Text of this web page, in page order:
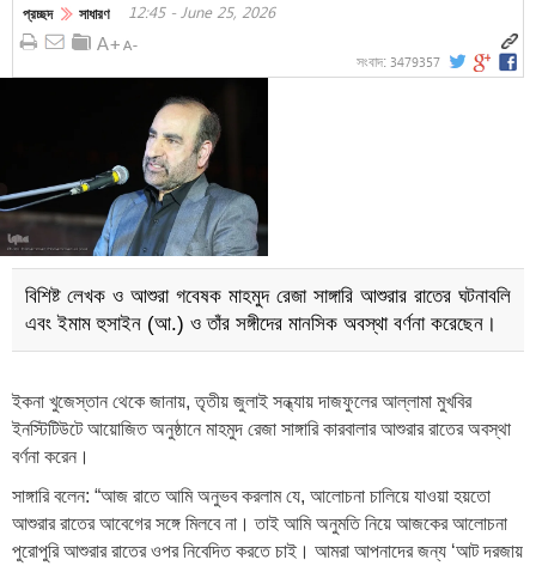
প্রচ্ছদ সাধারণ 12:45 - June 25, 2026
সংবাদ: 3479357
বিশিষ্ট লেখক ও আশুরা গবেষক মাহমুদ রেজা সাঙ্গারি আশুরার রাতের ঘটনাবলি
এবং ইমাম হুসাইন (আ.) ও তাঁর সঙ্গীদের মানসিক অবস্থা বর্ণনা করেছেন।
ইকনা খুজেস্তান থেকে জানায়, তৃতীয় জুলাই সন্ধ্যায় দাজফুলের আল্লামা মুখবির
ইনস্টিটিউটে আয়োজিত অনুষ্ঠানে মাহমুদ রেজা সাঙ্গারি কারবালার আশুরার রাতের অবস্থা
বর্ণনা করেন।
সাঙ্গারি বলেন: “আজ রাতে আমি অনুভব করলাম যে, আলোচনা চালিয়ে যাওয়া হয়তো
আশুরার রাতের আবেগের সঙ্গে মিলবে না। তাই আমি অনুমতি নিয়ে আজকের আলোচনা
পুরোপুরি আশুরার রাতের ওপর নিবেদিত করতে চাই। আমরা আপনাদের জন্য ‘আট দরজায়